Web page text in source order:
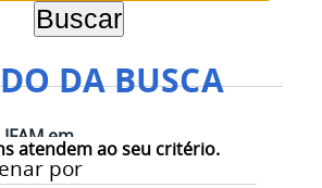
DA BUSCA
atendem ao seu critério.
por
em